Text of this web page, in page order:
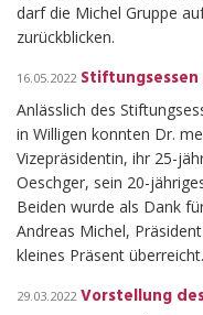
darf die Michel Gruppe
zurückblicken.
16.05.2022
Anlässlich des
in Willigen konnten Dr.
Vizepräsidentin, ihr 25-
Oeschger, sein 20-
Beiden wurde als Dank
Andreas Michel,
kleines Präsent überreicht.
29.03.2022Vorstellung